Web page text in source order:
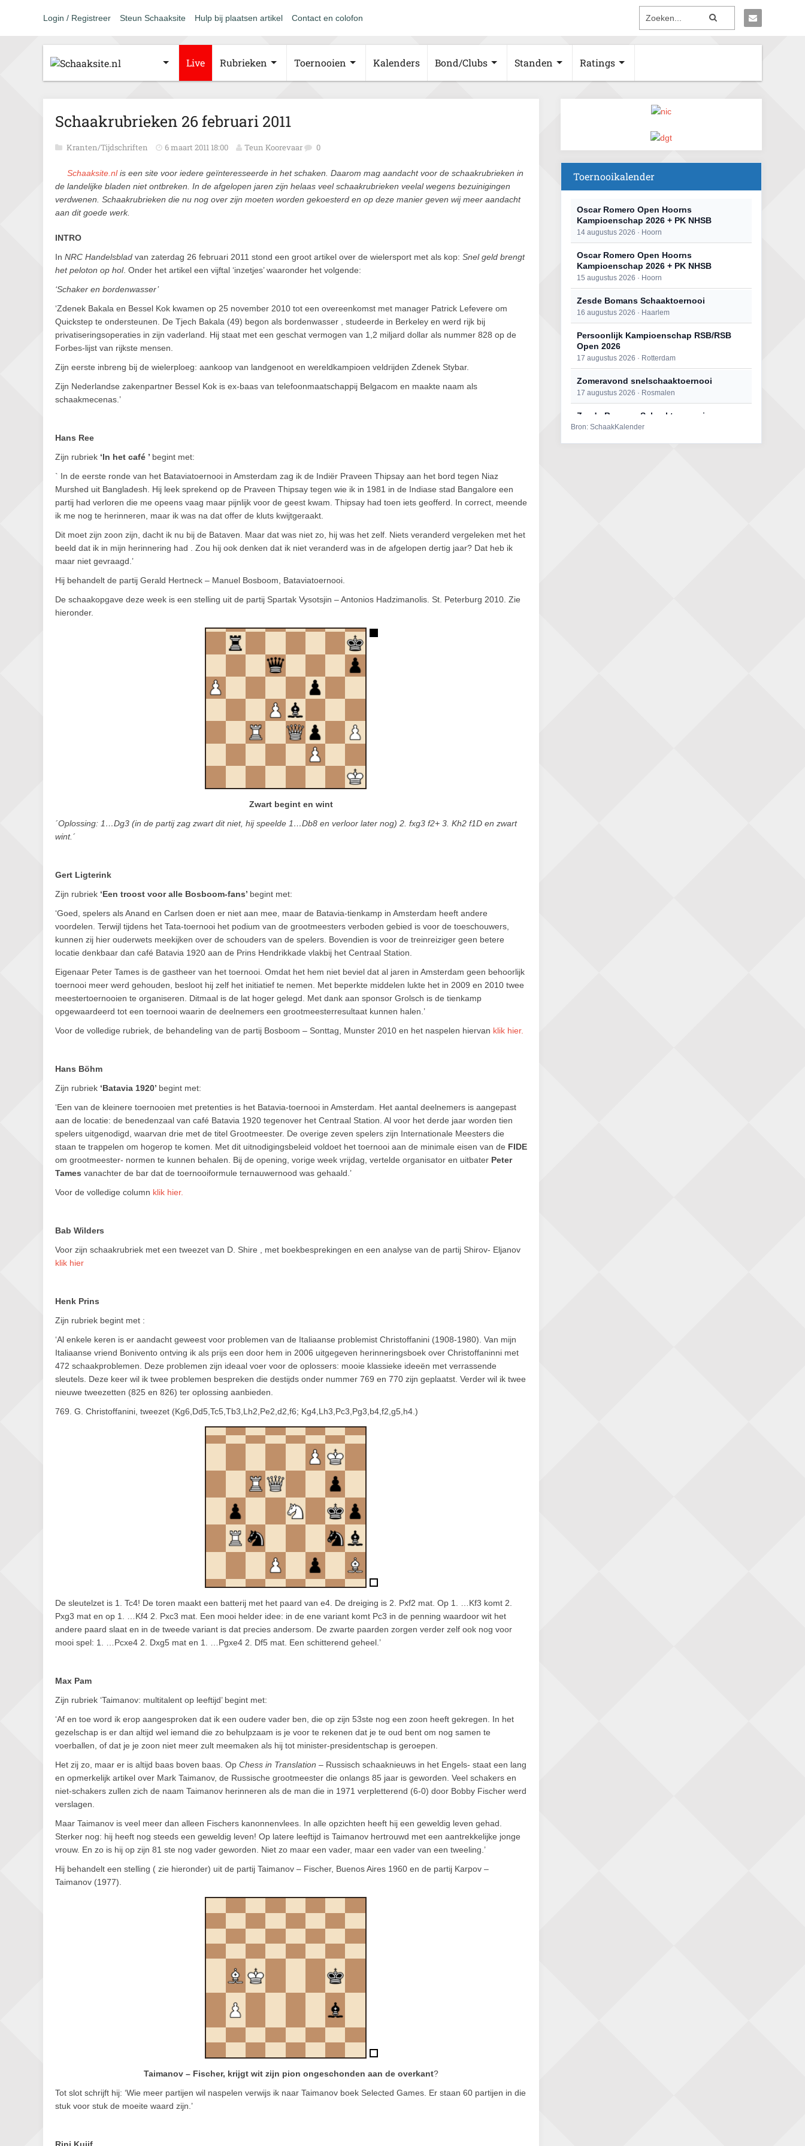
Login / Registreer Steun Schaaksite Hulp bij plaatsen artikel Contact en colofon
Live Rubrieken Toernooien Kalenders Bond/Clubs Standen Ratings
Schaakrubrieken 26 februari 2011
Kranten/Tijdschriften 6 maart 2011 18:00 Teun Koorevaar 0
Schaaksite.nlis een site voor iedere geïnteresseerde in het schaken. Daarom mag aandacht voor de schaakrubrieken in
de landelijke bladen niet ontbreken. In de afgelopen jaren zijn helaas veel schaakrubrieken veelal wegens bezuinigingen
verdwenen. Schaakrubrieken die nu nog over zijn moeten worden gekoesterd en op deze manier geven wij meer aandacht
aan dit goede werk.
INTRO
In NRC Handelsblad van zaterdag 26 februari 2011 stond een groot artikel over de wielersport met als kop: Snel geld brengt
het peloton op hol. Onder het artikel een vijftal ‘inzetjes’ waaronder het volgende:
‘Schaker en bordenwasser’
‘Zdenek Bakala en Bessel Kok kwamen op 25 november 2010 tot een overeenkomst met manager Patrick Lefevere om
Quickstep te ondersteunen. De Tjech Bakala (49) begon als bordenwasser , studeerde in Berkeley en werd rijk bij
privatiseringsoperaties in zijn vaderland. Hij staat met een geschat vermogen van 1,2 miljard dollar als nummer 828 op de
Forbes-lijst van rijkste mensen.
Zijn eerste inbreng bij de wielerploeg: aankoop van landgenoot en wereldkampioen veldrijden Zdenek Stybar.
Zijn Nederlandse zakenpartner Bessel Kok is ex-baas van telefoonmaatschappij Belgacom en maakte naam als
schaakmecenas.’
Hans Ree
Zijn rubriek ‘In het café ’ begint met:
` In de eerste ronde van het Bataviatoernooi in Amsterdam zag ik de Indiër Praveen Thipsay aan het bord tegen Niaz
Murshed uit Bangladesh. Hij leek sprekend op de Praveen Thipsay tegen wie ik in 1981 in de Indiase stad Bangalore een
partij had verloren die me opeens vaag maar pijnlijk voor de geest kwam. Thipsay had toen iets geofferd. In correct, meende
ik me nog te herinneren, maar ik was na dat offer de kluts kwijtgeraakt.
Dit moet zijn zoon zijn, dacht ik nu bij de Bataven. Maar dat was niet zo, hij was het zelf. Niets veranderd vergeleken met het
beeld dat ik in mijn herinnering had . Zou hij ook denken dat ik niet veranderd was in de afgelopen dertig jaar? Dat heb ik
maar niet gevraagd.’
Hij behandelt de partij Gerald Hertneck – Manuel Bosboom, Bataviatoernooi.
De schaakopgave deze week is een stelling uit de partij Spartak Vysotsjin – Antonios Hadzimanolis. St. Peterburg 2010. Zie
hieronder.
Zwart begint en wint
´Oplossing: 1…Dg3 (in de partij zag zwart dit niet, hij speelde 1…Db8 en verloor later nog) 2. fxg3 f2+ 3. Kh2 f1D en zwart
wint.´
Gert Ligterink
Zijn rubriek ‘Een troost voor alle Bosboom-fans’ begint met:
‘Goed, spelers als Anand en Carlsen doen er niet aan mee, maar de Batavia-tienkamp in Amsterdam heeft andere
voordelen. Terwijl tijdens het Tata-toernooi het podium van de grootmeesters verboden gebied is voor de toeschouwers,
kunnen zij hier ouderwets meekijken over de schouders van de spelers. Bovendien is voor de treinreiziger geen betere
locatie denkbaar dan café Batavia 1920 aan de Prins Hendrikkade vlakbij het Centraal Station.
Eigenaar Peter Tames is de gastheer van het toernooi. Omdat het hem niet beviel dat al jaren in Amsterdam geen behoorlijk
toernooi meer werd gehouden, besloot hij zelf het initiatief te nemen. Met beperkte middelen lukte het in 2009 en 2010 twee
meestertoernooien te organiseren. Ditmaal is de lat hoger gelegd. Met dank aan sponsor Grolsch is de tienkamp
opgewaardeerd tot een toernooi waarin de deelnemers een grootmeesterresultaat kunnen halen.’
Voor de volledige rubriek, de behandeling van de partij Bosboom – Sonttag, Munster 2010 en het naspelen hiervan klik hier.
Hans Böhm
Zijn rubriek ‘Batavia 1920’ begint met:
‘Een van de kleinere toernooien met pretenties is het Batavia-toernooi in Amsterdam. Het aantal deelnemers is aangepast
aan de locatie: de benedenzaal van café Batavia 1920 tegenover het Centraal Station. Al voor het derde jaar worden tien
spelers uitgenodigd, waarvan drie met de titel Grootmeester. De overige zeven spelers zijn Internationale Meesters die
staan te trappelen om hogerop te komen. Met dit uitnodigingsbeleid voldoet het toernooi aan de minimale eisen van de FIDE
om grootmeester- normen te kunnen behalen. Bij de opening, vorige week vrijdag, vertelde organisator en uitbater Peter
Tames vanachter de bar dat de toernooiformule ternauwernood was gehaald.’
Voor de volledige column klik hier.
Bab Wilders
Voor zijn schaakrubriek met een tweezet van D. Shire , met boekbesprekingen en een analyse van de partij Shirov- Eljanov
klik hier
Henk Prins
Zijn rubriek begint met :
‘Al enkele keren is er aandacht geweest voor problemen van de Italiaanse problemist Christoffanini (1908-1980). Van mijn
Italiaanse vriend Bonivento ontving ik als prijs een door hem in 2006 uitgegeven herinneringsboek over Christoffaninni met
472 schaakproblemen. Deze problemen zijn ideaal voer voor de oplossers: mooie klassieke ideeën met verrassende
sleutels. Deze keer wil ik twee problemen bespreken die destijds onder nummer 769 en 770 zijn geplaatst. Verder wil ik twee
nieuwe tweezetten (825 en 826) ter oplossing aanbieden.
769. G. Christoffanini, tweezet (Kg6,Dd5,Tc5,Tb3,Lh2,Pe2,d2,f6; Kg4,Lh3,Pc3,Pg3,b4,f2,g5,h4.)
De sleutelzet is 1. Tc4! De toren maakt een batterij met het paard van e4. De dreiging is 2. Pxf2 mat. Op 1. …Kf3 komt 2.
Pxg3 mat en op 1. …Kf4 2. Pxc3 mat. Een mooi helder idee: in de ene variant komt Pc3 in de penning waardoor wit het
andere paard slaat en in de tweede variant is dat precies andersom. De zwarte paarden zorgen verder zelf ook nog voor
mooi spel: 1. …Pcxe4 2. Dxg5 mat en 1. …Pgxe4 2. Df5 mat. Een schitterend geheel.’
Max Pam
Zijn rubriek ‘Taimanov: multitalent op leeftijd’ begint met:
‘Af en toe word ik erop aangesproken dat ik een oudere vader ben, die op zijn 53ste nog een zoon heeft gekregen. In het
gezelschap is er dan altijd wel iemand die zo behulpzaam is je voor te rekenen dat je te oud bent om nog samen te
voerballen, of dat je je zoon niet meer zult meemaken als hij tot minister-presidentschap is geroepen.
Het zij zo, maar er is altijd baas boven baas. Op Chess in Translation – Russisch schaaknieuws in het Engels- staat een lang
en opmerkelijk artikel over Mark Taimanov, de Russische grootmeester die onlangs 85 jaar is geworden. Veel schakers en
niet-schakers zullen zich de naam Taimanov herinneren als de man die in 1971 verpletterend (6-0) door Bobby Fischer werd
verslagen.
Maar Taimanov is veel meer dan alleen Fischers kanonnenvlees. In alle opzichten heeft hij een geweldig leven gehad.
Sterker nog: hij heeft nog steeds een geweldig leven! Op latere leeftijd is Taimanov hertrouwd met een aantrekkelijke jonge
vrouw. En zo is hij op zijn 81 ste nog vader geworden. Niet zo maar een vader, maar een vader van een tweeling.’
Hij behandelt een stelling ( zie hieronder) uit de partij Taimanov – Fischer, Buenos Aires 1960 en de partij Karpov –
Taimanov (1977).
Taimanov – Fischer, krijgt wit zijn pion ongeschonden aan de overkant?
Tot slot schrijft hij: ‘Wie meer partijen wil naspelen verwijs ik naar Taimanov boek Selected Games. Er staan 60 partijen in die
stuk voor stuk de moeite waard zijn.’
Toernooikalender
Oscar Romero Open Hoorns
Kampioenschap 2026 + PK NHSB
14 augustus 2026 · Hoorn
Oscar Romero Open Hoorns
Kampioenschap 2026 + PK NHSB
15 augustus 2026 · Hoorn
Zesde Bomans Schaaktoernooi
16 augustus 2026 · Haarlem
Persoonlijk Kampioenschap RSB/RSB
Open 2026
17 augustus 2026 · Rotterdam
Zomeravond snelschaaktoernooi
17 augustus 2026 · Rosmalen
Zesde Bomans Schaaktoernooi
17 augustus 2026 · Haarlem
Bron: SchaakKalender